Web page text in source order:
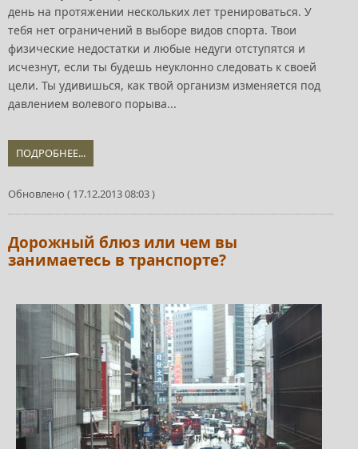
день на протяжении нескольких лет тренироваться. У
тебя нет ограничений в выборе видов спорта. Твои
физические недостатки и любые недуги отступятся и
исчезнут, если ты будешь неуклонно следовать к своей
цели. Ты удивишься, как твой организм изменяется под
давлением волевого порыва...
ПОДРОБНЕЕ...
Обновлено ( 17.12.2013 08:03 )
Дорожный блюз или чем вы
занимаетесь в транспорте?